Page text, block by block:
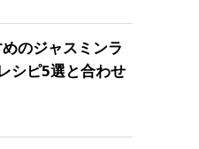
のジャスミンラ
シピ5選と合わせ